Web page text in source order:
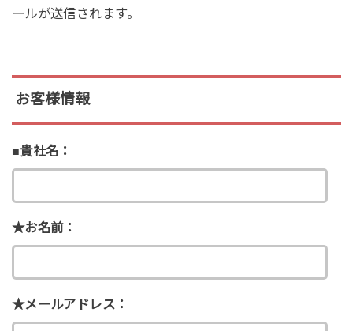
ールが送信されます。
お客様情報
■貴社名：
★お名前：
★メールアドレス：